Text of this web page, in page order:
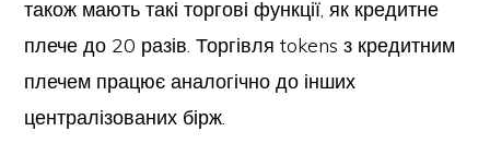
також мають такі торгові функції, як кредитне
плече до 20 разів. Торгівля tokens з кредитним
плечем працює аналогічно до інших
централізованих бірж.